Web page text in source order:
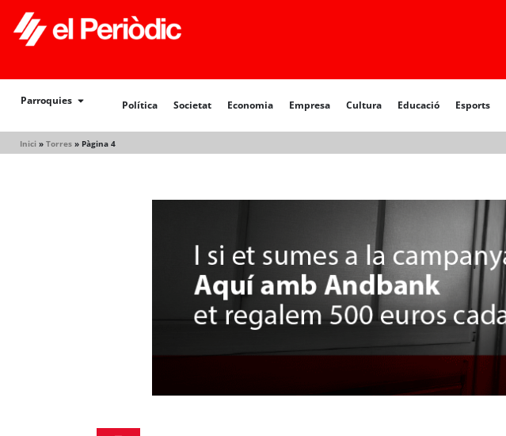
Parroquies Política Societat Economia Empresa Cultura Educació Esports
Inici » Torres » Pàgina 4
Política Societat